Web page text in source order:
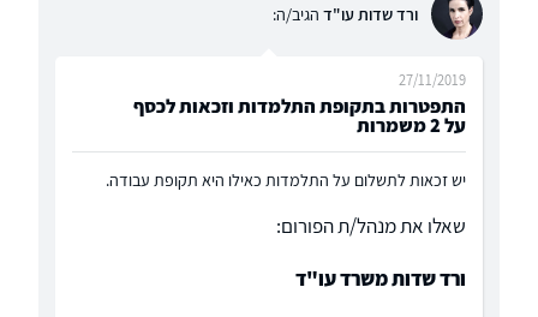
ורד שדות עו"ד הגיב/ה:
התפטרות בתקופת התלמדות וזכאות לכסף
על 2 משמרות
27/11/2019
יש זכאות לתשלום על התלמדות כאילו היא תקופת עבודה.
שאלו את מנהל/ת הפורום:
ורד שדות משרד עו"ד